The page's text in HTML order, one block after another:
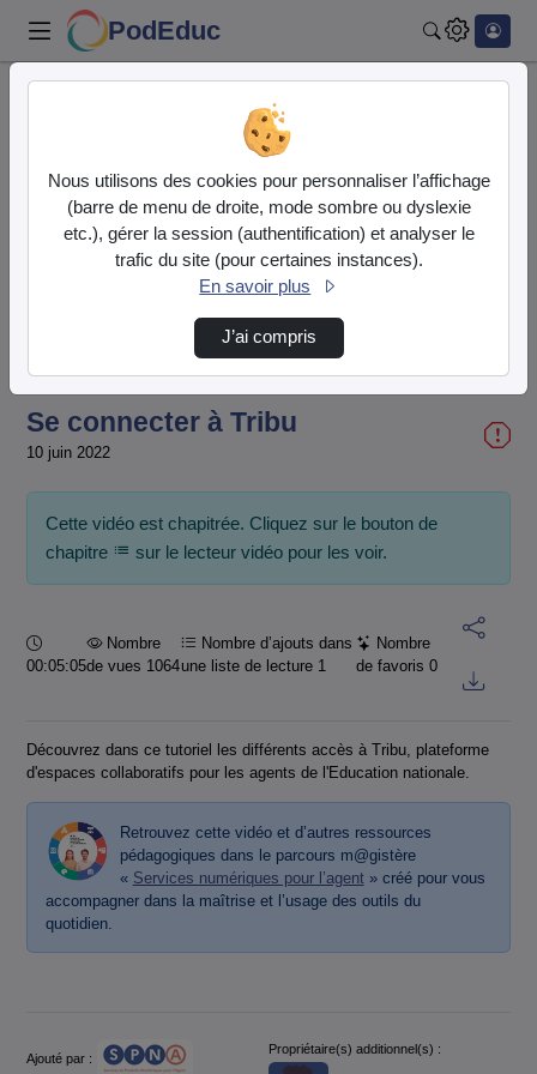
PodEduc
Tribu : tutoriels
Lire
la
vidéo
Se connecter à Tribu
10 juin 2022
Cette vidéo est chapitrée. Cliquez sur le bouton de
chapitre
sur le lecteur vidéo pour les voir.
Durée :
00:05:05
Nombre
de vues 1064
Nombre d’ajouts dans
une liste de lecture 1
Nombre
de favoris 0
Découvrez dans ce tutoriel les différents accès à Tribu, plateforme
d'espaces collaboratifs pour les agents de l'Education nationale.
Retrouvez cette vidéo et d’autres ressources
pédagogiques dans le parcours m@gistère
« Services numériques pour l’agent» créé pour vous
accompagner dans la maîtrise et l’usage des outils du
quotidien.
Informations
Ajouté par :
Propriétaire(s) additionnel(s) :
Nous utilisons des cookies pour personnaliser l’affichage
(barre de menu de droite, mode sombre ou dyslexie
etc.), gérer la session (authentification) et analyser le
trafic du site (pour certaines instances).
En savoir plus
J’ai compris